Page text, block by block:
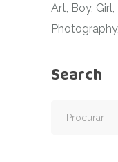
Art Boy Girl
Photography
Search
por: